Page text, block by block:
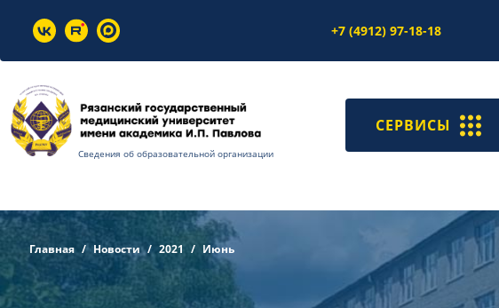
+7 (4912) 97-18-18
Сведения об образовательной организации
СЕРВИСЫ
Главная Новости 2021 Июнь